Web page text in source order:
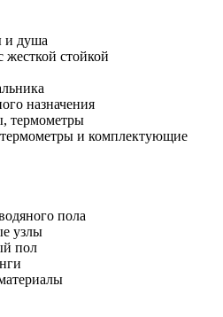
и душа
стойкой
назначения
термометры
и комплектующие
пола
узлы
пол